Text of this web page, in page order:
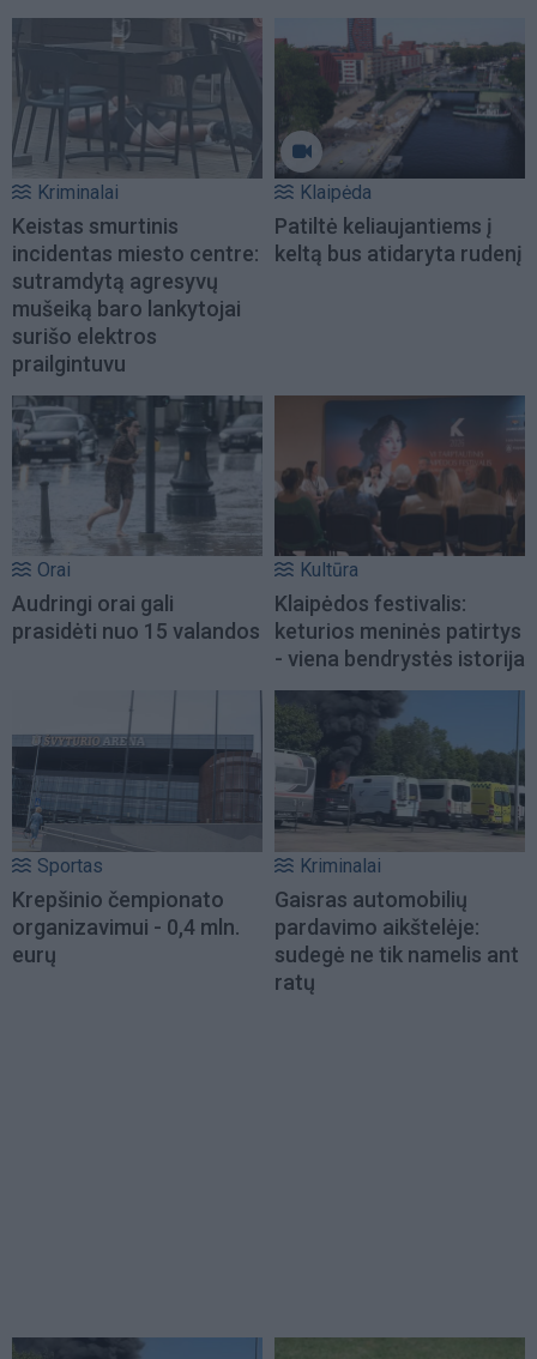
Kriminalai
Keistas smurtinis
incidentas miesto centre:
sutramdytą agresyvų
mušeiką baro lankytojai
surišo elektros
prailgintuvu
Klaipėda
Patiltė keliaujantiems į
keltą bus atidaryta rudenį
Orai
Audringi orai gali
prasidėti nuo 15 valandos
Kultūra
Klaipėdos festivalis:
keturios meninės patirtys
- viena bendrystės istorija
Sportas
Krepšinio čempionato
organizavimui - 0,4 mln.
eurų
Kriminalai
Gaisras automobilių
pardavimo aikštelėje:
sudegė ne tik namelis ant
ratų